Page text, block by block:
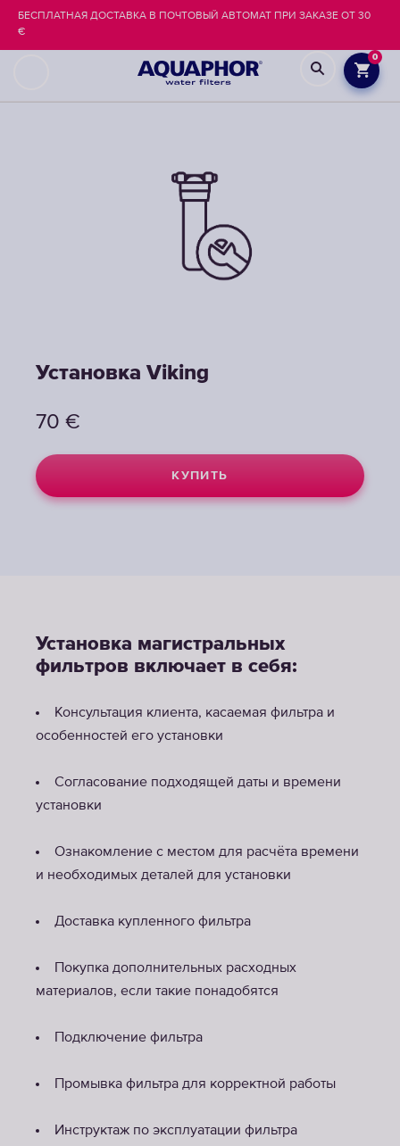
0
БЕСПЛАТНАЯ ДОСТАВКА В ПОЧТОВЫЙ АВТОМАТ ПРИ ЗАКАЗЕ ОТ 30
€
Установка Viking
70 €
КУПИТЬ
Установка магистральных
фильтров включает в себя:
Консультация клиента, касаемая фильтра и
особенностей его установки
Согласование подходящей даты и времени
установки
Ознакомление с местом для расчёта времени
и необходимых деталей для установки
Доставка купленного фильтра
Покупка дополнительных расходных
материалов, если такие понадобятся
Подключение фильтра
Промывка фильтра для корректной работы
Инструктаж по эксплуатации фильтра